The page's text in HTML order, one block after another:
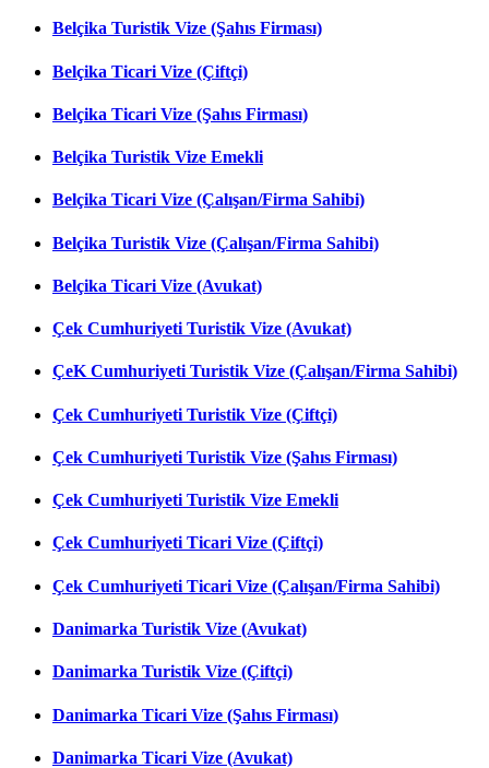
Belçika Turistik Vize (Şahıs Firması)
Belçika Ticari Vize (Çiftçi)
Belçika Ticari Vize (Şahıs Firması)
Belçika Turistik Vize Emekli
Belçika Ticari Vize (Çalışan/Firma Sahibi)
Belçika Turistik Vize (Çalışan/Firma Sahibi)
Belçika Ticari Vize (Avukat)
Çek Cumhuriyeti Turistik Vize (Avukat)
ÇeK Cumhuriyeti Turistik Vize (Çalışan/Firma Sahibi)
Çek Cumhuriyeti Turistik Vize (Çiftçi)
Çek Cumhuriyeti Turistik Vize (Şahıs Firması)
Çek Cumhuriyeti Turistik Vize Emekli
Çek Cumhuriyeti Ticari Vize (Çiftçi)
Çek Cumhuriyeti Ticari Vize (Çalışan/Firma Sahibi)
Danimarka Turistik Vize (Avukat)
Danimarka Turistik Vize (Çiftçi)
Danimarka Ticari Vize (Şahıs Firması)
Danimarka Ticari Vize (Avukat)